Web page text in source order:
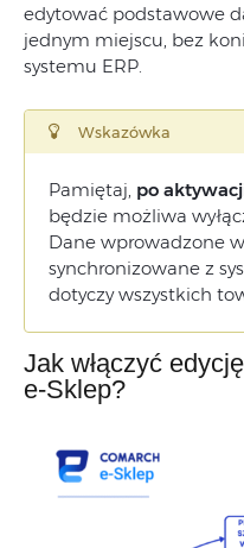
Nazwa i opis
Dane
Ceny
Jednostki i
Ustawienia
edytować podstawowe
jednym miejscu, bez
systemu ERP.
Wskazówka
Pamiętaj, po
będzie możliwa
Dane wprowadzone w
synchronizowane z
dotyczywszystkich
Jak włączyć
e-Sklep?